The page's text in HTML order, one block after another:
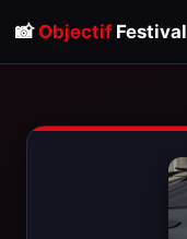
📸 ObjectifFestival